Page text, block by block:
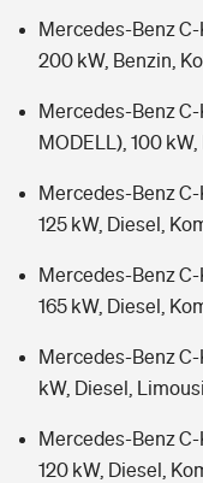
Mercedes-Benz C-
200 kW, Benzin,
Mercedes-Benz C-
MODELL), 100
Mercedes-Benz C-
125 kW, Diesel,
Mercedes-Benz C-
165 kW, Diesel,
Mercedes-Benz C-
kW, Diesel,
Mercedes-Benz C-
120 kW, Diesel,